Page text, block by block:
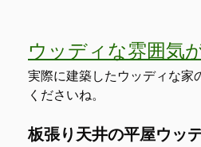
ウッディな雰囲気
実際に建築したウッディな家
くださいね。
板張り天井の平屋ウッ